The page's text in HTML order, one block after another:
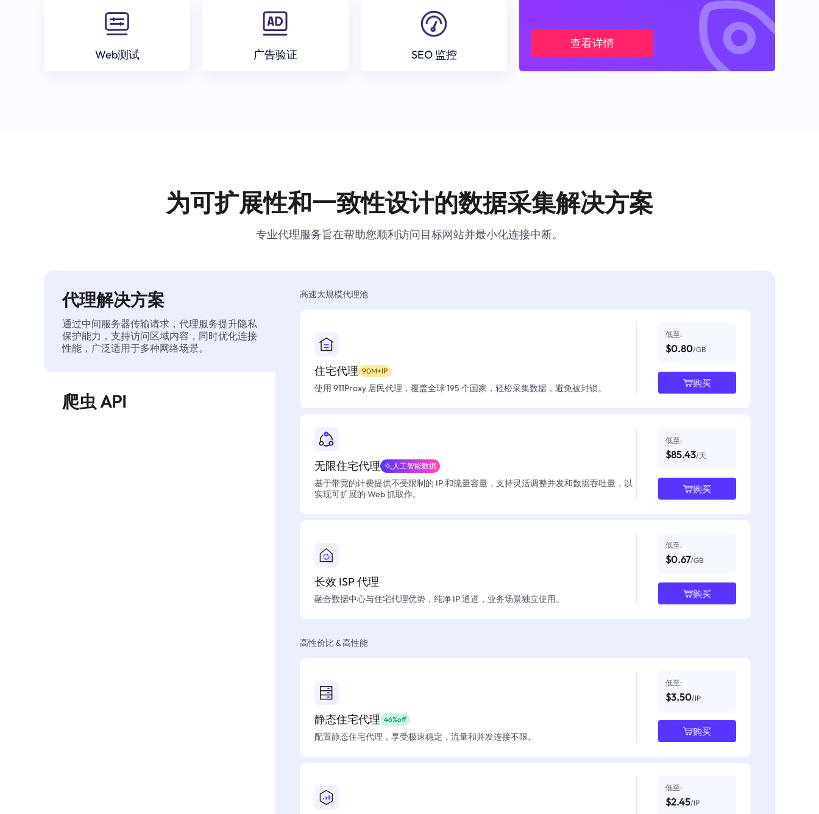
Web测试 广告验证 SEO 监控
查看详情
为可扩展性和一致性设计的数据采集解决方案
专业代理服务旨在帮助您顺利访问目标网站并最小化连接中断。
代理解决方案
通过中间服务器传输请求，代理服务提升隐私
保护能力，支持访问区域内容，同时优化连接
性能，广泛适用于多种网络场景。
爬虫 API
高速大规模代理池
住宅代理 90M+IP
使用 911Proxy 居民代理，覆盖全球 195 个国家，轻松采集数据，避免被封锁。
低至:
$0.80/GB
购买
无限住宅代理 人工智能数据
基于带宽的计费提供不受限制的 IP 和流量容量，支持灵活调整并发和数据吞吐量，以
实现可扩展的 Web 抓取作。
低至:
$85.43/天
购买
长效 ISP 代理
融合数据中心与住宅代理优势，纯净 IP 通道，业务场景独立使用。
低至:
$0.67/GB
购买
高性价比 & 高性能
静态住宅代理 46%off
配置静态住宅代理，享受极速稳定，流量和并发连接不限。
低至:
$3.50/IP
购买
低至:
$2.45/IP